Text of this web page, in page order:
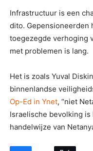
Infrastructuur is een
dito. Gepensioneerden
toegezegde verhoging
met problemen is lang.
Het is zoals Yuval
binnenlandse
Op-Ed in Ynet, “niet
Israelische bevolking
handelwijze van